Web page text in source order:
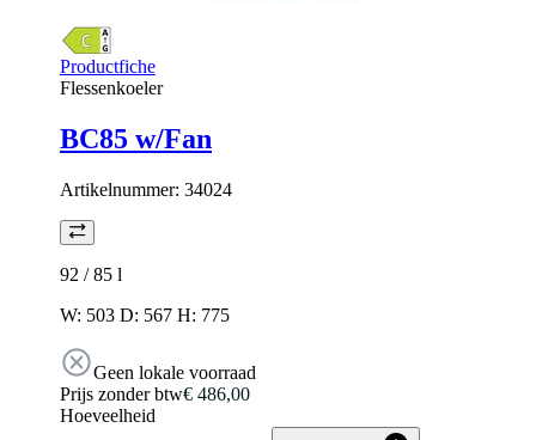
Productfiche
Flessenkoeler
BC85 w/Fan
Artikelnummer: 34024
92 / 85 l
W: 503 D: 567 H: 775
Geen lokale voorraad
Prijs zonder btw€ 486,00
Hoeveelheid